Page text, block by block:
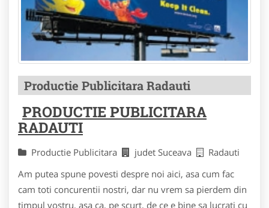
Productie Publicitara Radauti
PRODUCTIE PUBLICITARA
RADAUTI
Productie Publicitara judet Suceava
Radauti
Am putea spune povesti despre noi aici, asa cum fac
cam toti concurentii nostri, dar nu vrem sa pierdem din
timpul vostru, asa ca, pe scurt, de ce e bine sa lucrati cu